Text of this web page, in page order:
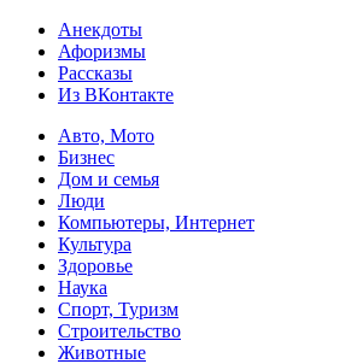
Анекдоты
Афоризмы
Рассказы
Из ВКонтакте
Авто, Мото
Бизнес
Дом и семья
Люди
Компьютеры, Интернет
Культура
Здоровье
Наука
Спорт, Туризм
Строительство
Животные